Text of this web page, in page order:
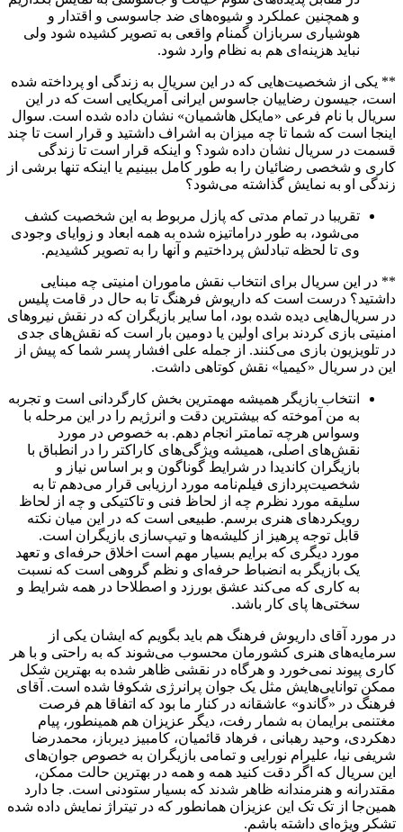
و همچنین عملکرد و شیوه‌های ضد جاسوسی و اقتدار و
هوشیاری سربازان گمنام واقعی به تصویر کشیده شود ولی
نباید هزینه‌ای هم به نظام وارد شود.
** یکی از شخصیت‌هایی که در این سریال به زندگی او پرداخته شده
است، جیسون رضاییان جاسوس ایرانی آمریکایی است که در این
سریال با نام فرعی «مایکل هاشمیان» نشان داده شده است. سوال
اینجا است که شما تا چه میزان به اشراف داشتید و قرار است تا چند
قسمت در سریال نشان داده شود؟ و اینکه قرار است تا زندگی
کاری و شخصی رضائیان را به طور کامل ببینیم یا اینکه تنها برشی از
زندگی او به نمایش گذاشته می‌شود؟
تقریبا در تمام مدتی که پازل مربوط به این شخصیت کشف
می‌شود، به طور دراماتیزه شده به همه ابعاد و زوایای وجودی
وی تا لحظه تبادلش پرداختیم و آنها را به تصویر کشیدیم.
** در این سریال برای انتخاب نقش ماموران امنیتی چه مبنایی
داشتید؟ درست است که داریوش فرهنگ تا به حال در قامت پلیس
در سریال‌هایی دیده شده بود، اما سایر بازیگران که در نقش نیروهای
امنیتی بازی کردند برای اولین یا دومین بار است که نقش‌های جدی
در تلویزیون بازی می‌کنند. از جمله علی افشار پسر شما که پیش از
این در سریال «کیمیا» نقش کوتاهی داشت.
انتخاب بازیگر همیشه مهمترین بخش کارگردانی است و تجربه
به من آموخته که بیشترین دقت و انرژیم را در این مرحله با
وسواس هرچه تمامتر انجام دهم. به خصوص در مورد
نقش‌های اصلی، همیشه ویژگی‌های کاراکتر را در انطباق با
بازیگران کاندیدا در شرایط گوناگون و بر اساس نیاز و
شخصیت‌پردازی فیلم‌نامه مورد ارزیابی قرار می‌دهم تا به
سلیقه مورد نظرم چه از لحاظ فنی و تاکتیکی و چه از لحاظ
رویکردهای هنری برسم. طبیعی است که در این میان نکته
قابل توجه پرهیز از کلیشه‌ها و تیپ‌سازی بازیگران است.
مورد دیگری که برایم بسیار مهم است اخلاق حرفه‌ای و تعهد
یک بازیگر به انضباط حرفه‌ای و نظم گروهی است که نسبت
به کاری که می‌کند عشق بورزد و اصطلاحا در همه شرایط و
سختی‌ها پای کار باشد.
در مورد آقای داریوش فرهنگ هم باید بگویم که ایشان یکی از
سرمایه‌های هنری کشورمان محسوب می‌شوند که به راحتی و با هر
کاری پیوند نمی‌خورد و هرگاه در نقشی ظاهر شده به بهترین شکل
ممکن توانایی‌هایش مثل یک جوان پرانرژی شکوفا شده است. آقای
فرهنگ در «گاندو» عاشقانه در کنار ما بود که اتفاقا هم فرصت
مغتنمی برایمان به شمار رفت، دیگر عزیزان هم همینطور، پیام
دهکردی، وحید رهبانی ، فرهاد قائمیان، کامبیز دیرباز، محمدرضا
شریفی نیا، علیرام نورایی و تمامی بازیگران به خصوص جوان‌های
این سریال که اگر دقت کنید همه و همه در بهترین حالت ممکن،
مقتدرانه و هنرمندانه ظاهر شدند که بسیار ستودنی است. جا دارد
همین‌جا از تک تک این عزیزان همانطور که در تیتراژ نمایش داده شده
تشکر ویژه‌ای داشته باشم.